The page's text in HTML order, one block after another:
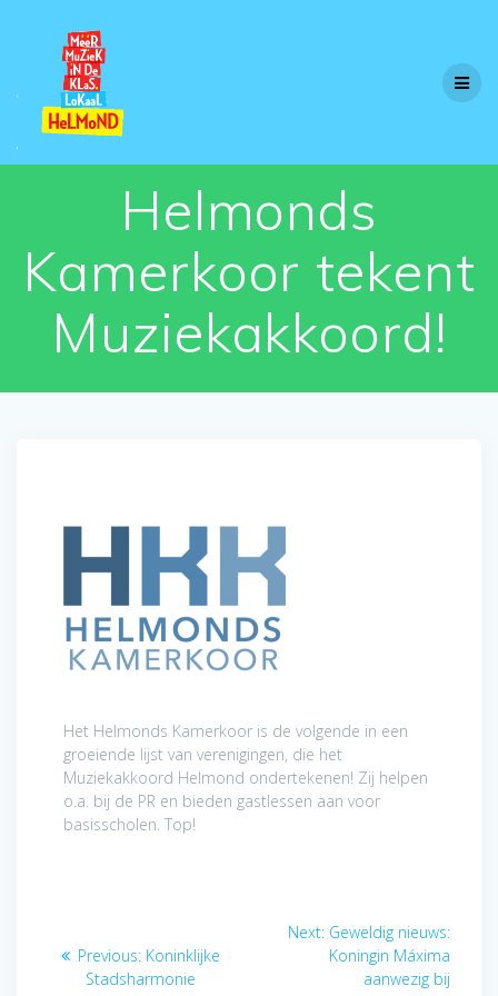
Helmonds
Kamerkoor tekent
Muziekakkoord!
Het Helmonds Kamerkoor is de volgende in een
groeiende lijst van verenigingen, die het
Muziekakkoord Helmond ondertekenen! Zij helpen
o.a. bij de PR en bieden gastlessen aan voor
basisscholen. Top!
navigation
Previous: Previous
post:
Koninklijke
Stadsharmonie
Next: Next
post:
Geweldig nieuws:
Koningin Máxima
aanwezig bij